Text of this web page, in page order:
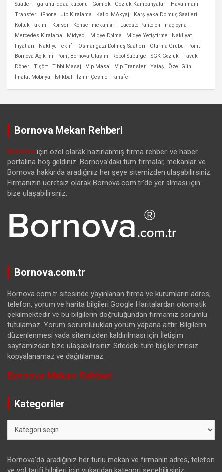
Saatleri
garanti iddaa kuponu Gömlek Gözlük Kampanyaları
Havalimanı
Transfer
iPhone Jip Kiralama Kalıcı MAkyaj
Karşıyaka Dolmuş Saatleri
Koltuk Takımı
Konser Konser mekanları Lacoste Pantolon
maç oyna
Mercedes Kiralama
Midyeci Midye Dolma Midye Yetiştirme
Nakliyat
Fiyatları
Nakliye Teklifi Osmangazi Dolmuş Saatleri Oturma Grubu
Point
Bornova Açık mı
Point Bornova Ulaşım Robot Süpürge SGK Gözlük
Tavuk
Döner
Tişört Tıbbi Masaj Vip Masaj Vip Transfer Yataş
Özel Gün
İmalat Mobilya
İstikbal İzmir Çeşme Transfer
Bornova Mekan Rehberi
Bornova için özel olarak hazırlanmış firma rehberi ve haber
portalına hoş geldiniz. Bornova’daki tüm firmalar, mekanlar ve
Bornova hakkında aradığınız her şeye sitemizden ulaşabilirsiniz.
Firmanızın ücretsiz olarak Bornova.com.tr’de yer alması için
bize ulaşabilirsiniz.
Bornova.com.tr
Bornova.com.tr sitesinde yayınlanan firma ve kurumların adres,
telefon, yorum ve harita bilgileri Google Haritalardan otomatik
çekilmektedir ve bu bilgilerin doğruluğundan firmamız sorumlu
tutulamaz. Yorum sorumlulukları yorum yapana aittir. Bilgilerin
düzenlenmesi yada sitemizden kaldırılması için İletişim
sayfamızdan bize ulaşabilirsiniz. Sitedeki tüm bilgiler izinsiz
kopyalanamaz ve dağıtılamaz.
Bornova Mekan Rehberi
Kategoriler
Bornova’da aradığınız her türlü mekan ve firmanın adres, telefon
ve yol tarifi bilgileri için yukarıdan kategori seçebilirsiniz.